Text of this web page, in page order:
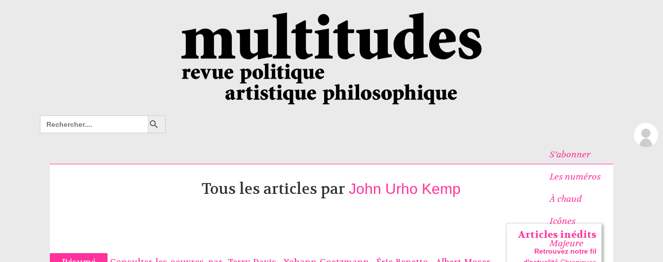
Search
for:
Search Button
S’abonner
Les numéros
À chaud
Icônes
Majeure
Tous les articles parJohn Urho Kemp
Articles inédits
Retrouvez notre fil